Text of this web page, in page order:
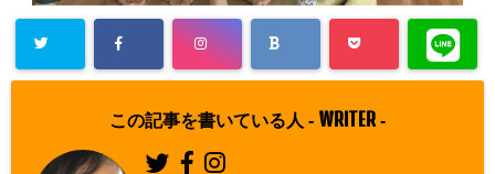
Warning: Un
この記事を書いている人 - WRITER -